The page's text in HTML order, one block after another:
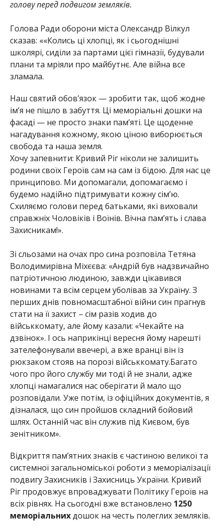
голову перед подвигом земляків.
Голова Ради оборони міста Олександр Вілкул
сказав: ««Колись ці хлопці, як і сьогоднішні
школярі, сиділи за партами цієї гімназії, будували
плани та мріяли про майбутнє. Але війна все
зламала.
Наш святий обов’язок — зробити так, щоб жодне
ім’я не пішло в забуття. Ці меморіальні дошки на
фасаді — не просто знаки пам’яті. Це щоденне
нагадування кожному, якою ціною виборюється
свобода та наша земля.
Хочу запевнити: Кривий Ріг ніколи не залишить
родини своїх Героїв сам на сам із бідою. Для нас це
принципово. Ми допомагали, допомагаємо і
будемо надійно підтримувати кожну сім’ю.
Схиляємо голови перед батьками, які виховали
справжніх Чоловіків і Воїнів. Вічна пам’ять і слава
Захисникам!».
Зі сльозами на очах про сина розповіла Тетяна
Володимирівна Міхєєва: «Андрій був надзвичайно
патріотичною людиною, завжди цікавився
новинами та всім серцем уболівав за Україну. З
перших днів повномасштабної війни син прагнув
стати на її захист – сім разів ходив до
військкомату, але йому казали: «Чекайте на
дзвінок». І ось наприкінці вересня йому нарешті
зателефонували ввечері, а вже вранці він із
рюкзаком стояв на порозі військкомату.Багато
чого про його службу ми тоді й не знали, адже
хлопці намагалися нас оберігати й мало що
розповідали. Уже потім, із офіційних документів, я
дізналася, що син пройшов складний бойовий
шлях. Останній час він служив під Києвом, був
зенітником».
Відкриття пам’ятних знаків є частиною великої та
системної загальноміської роботи з меморіалізації
подвигу Захисників і Захисниць України. Кривий
Ріг продовжує впроваджувати Політику Героїв на
всіх рівнях. На сьогодні вже встановлено 1250
меморіальнихдошокна честь полеглих земляків.